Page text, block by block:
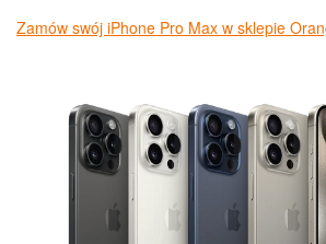
Zamów swój iPhone Pro Max w sklepie